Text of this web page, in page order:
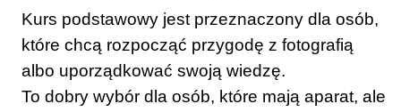
Kurs podstawowy jest przeznaczony dla osób,
które chcą rozpocząć przygodę z fotografią
albo uporządkować swoją wiedzę.
To dobry wybór dla osób, które mają aparat, ale